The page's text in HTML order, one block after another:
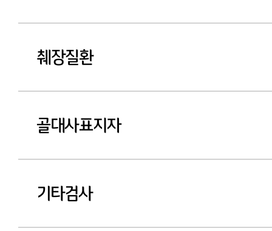
췌장질환
골대사표지자
기타검사